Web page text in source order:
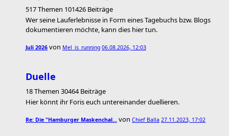
517 Themen 101426 Beiträge
Wer seine Lauferlebnisse in Form eines Tagebuchs bzw. Blogs
dokumentieren möchte, kann dies hier tun.
Juli 2026 von Mel_is_running 06.08.2026, 12:03
Duelle
18 Themen 30464 Beiträge
Hier könnt ihr Foris euch untereinander duellieren.
Re: Die "Hamburger Maskenchal… von Chief Balla 27.11.2023, 17:02